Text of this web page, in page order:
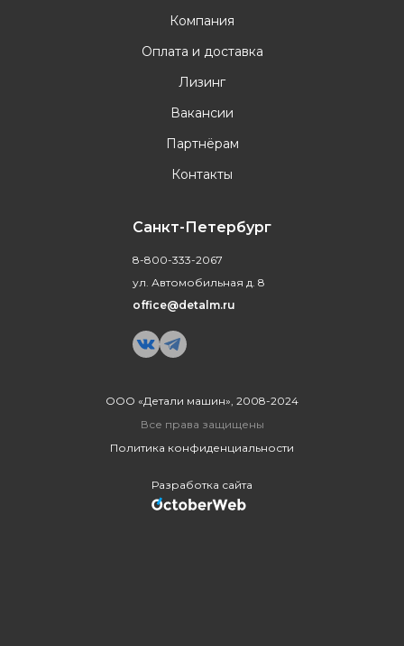
ООО «Детали машин», 2008-2024
Все права защищены
Политика конфиденциальности
Разработка сайта
Компания
Оплата и доставка
Лизинг
Вакансии
Партнёрам
Контакты
Санкт-Петербург
8-800-333-2067
ул. Автомобильная д. 8
office@detalm.ru